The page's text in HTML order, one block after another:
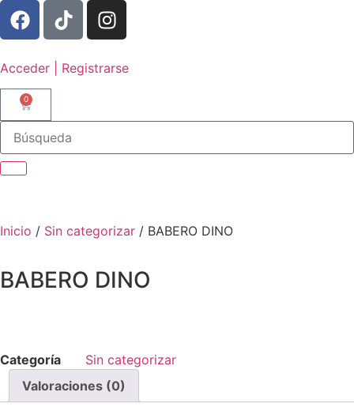
Acceder | Registrarse
0
Inicio / Sin categorizar / BABERO DINO
BABERO DINO
Categoría
Sin categorizar
Valoraciones (0)